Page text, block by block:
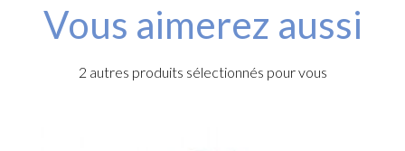
Vous aimerez aussi
2 autres produits sélectionnés pour vous